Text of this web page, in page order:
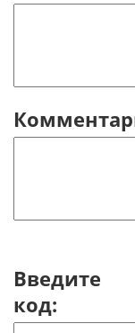
Введите
код: